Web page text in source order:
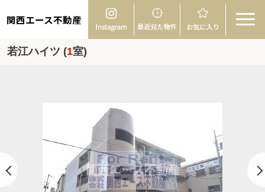
関西エース不動産
若江ハイツ (1室)